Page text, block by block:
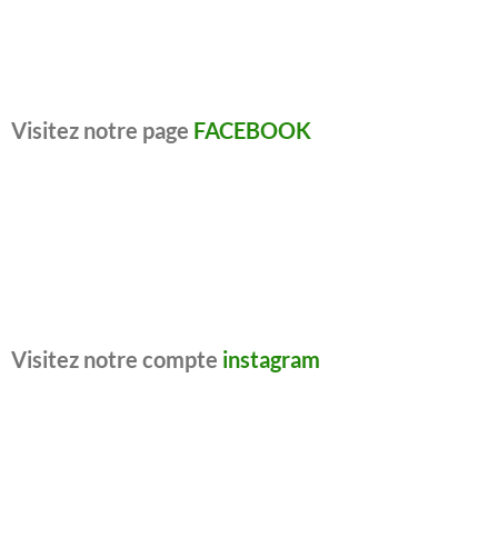
Visitez notre page FACEBOOK
Visitez notre compte instagram